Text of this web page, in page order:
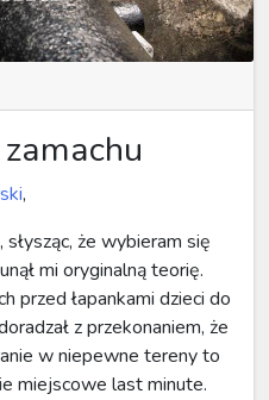
,
że wybieram się
mi oryginalną teorię.
przed łapankami dzieci do
z przekonaniem, że
w niepewne tereny to
miejscowe last minute.